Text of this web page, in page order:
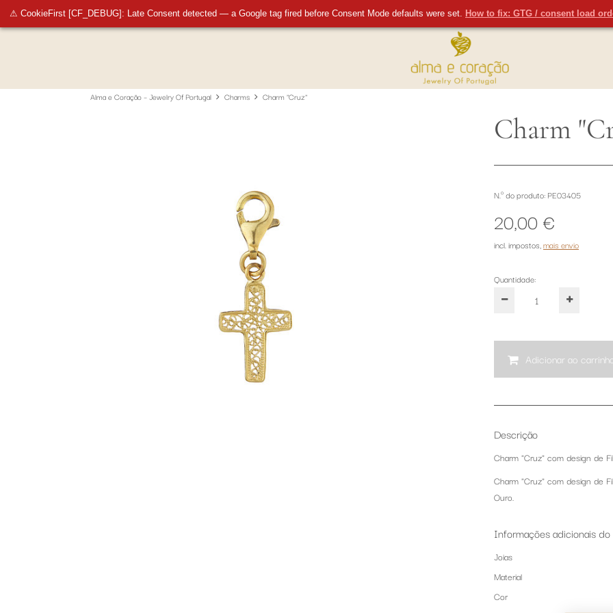
⚠ CookieFirst [CF_DEBUG]: Late Consent detected — a Google tag fired before Consent Mode defaults were set. How to fix: GTG / consent load
info@almaecoracao.pt Portes grátis superior 150€ 30 dias para
Alma e Coração – Jewelry Of Portugal Charms Charm "Cruz"
Charm
N.º do produto: PE03405
20,00 €
incl. impostos,mais envio
Quantidade:
Adicionar ao
Descrição
Charm "Cruz" com design de
Charm "Cruz" com design de
Ouro.
Informações adicionais
Joias
Material
Cor